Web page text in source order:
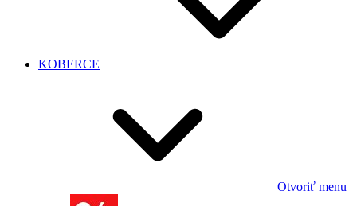
KOBERCE
Otvoriť menu